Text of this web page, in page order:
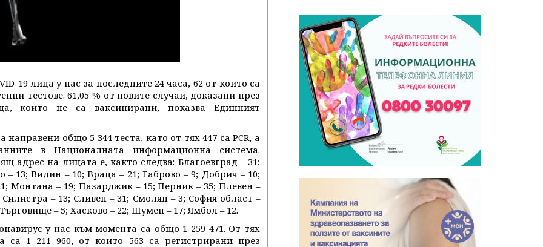
19 лица у нас за последните 24 часа, 62 от които са
тестове. 61,05 % от новите случаи, доказани през
които не са ваксинирани, показва Единният
общо 5 344 теста, като от тях 447 са PCR, а
в Националната информационна система.
адрес на лицата е, както следва: Благоевград – 31;
– 13; Видин – 10; Враца – 21; Габрово – 9; Добрич – 10;
Монтана – 19; Пазарджик – 15; Перник – 35; Плевен –
– 13; Сливен – 31; Смолян – 3; София област –
– 5; Хасково – 22; Шумен – 17; Ямбол – 12.
у нас към момента са общо 1 259 471. От тях
са 1 211 960, от които 563 са регистрирани през